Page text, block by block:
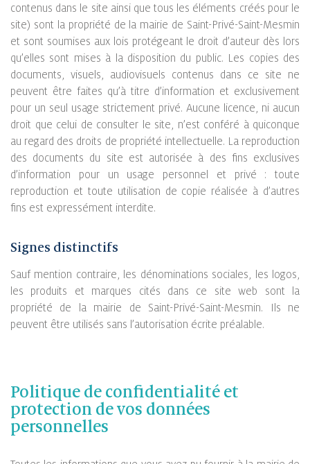
contenus dans le site ainsi que tous les éléments créés pour le
site) sont la propriété de la mairie de Saint-Privé-Saint-Mesmin
et sont soumises aux lois protégeant le droit d’auteur dès lors
qu’elles sont mises à la disposition du public. Les copies des
documents, visuels, audiovisuels contenus dans ce site ne
peuvent être faites qu’à titre d’information et exclusivement
pour un seul usage strictement privé. Aucune licence, ni aucun
droit que celui de consulter le site, n’est conféré à quiconque
au regard des droits de propriété intellectuelle. La reproduction
des documents du site est autorisée à des fins exclusives
d’information pour un usage personnel et privé : toute
reproduction et toute utilisation de copie réalisée à d’autres
fins est expressément interdite.
Signes distinctifs
Sauf mention contraire, les dénominations sociales, les logos,
les produits et marques cités dans ce site web sont la
propriété de la mairie de Saint-Privé-Saint-Mesmin. Ils ne
peuvent être utilisés sans l’autorisation écrite préalable.
Politique de confidentialité et
protection de vos données
personnelles